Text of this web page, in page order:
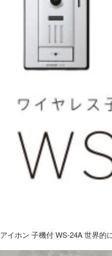
アイホン 子機付 WS-24A 世界的